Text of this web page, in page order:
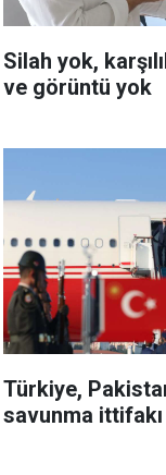
Silah yok,
ve görüntü yok
Türkiye,
savunma